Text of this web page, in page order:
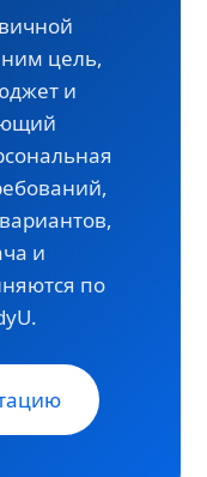
цель,
и
и
по